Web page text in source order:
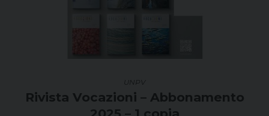
UNPV
Rivista Vocazioni – Abbonamento